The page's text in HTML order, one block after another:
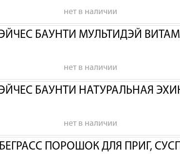
нет в наличии
БАУНТИ МУЛЬТИДЭЙ
нет в наличии
БАУНТИ НАТУРАЛЬНАЯ
нет в наличии
ПОРОШОК ДЛЯ ПРИГ,